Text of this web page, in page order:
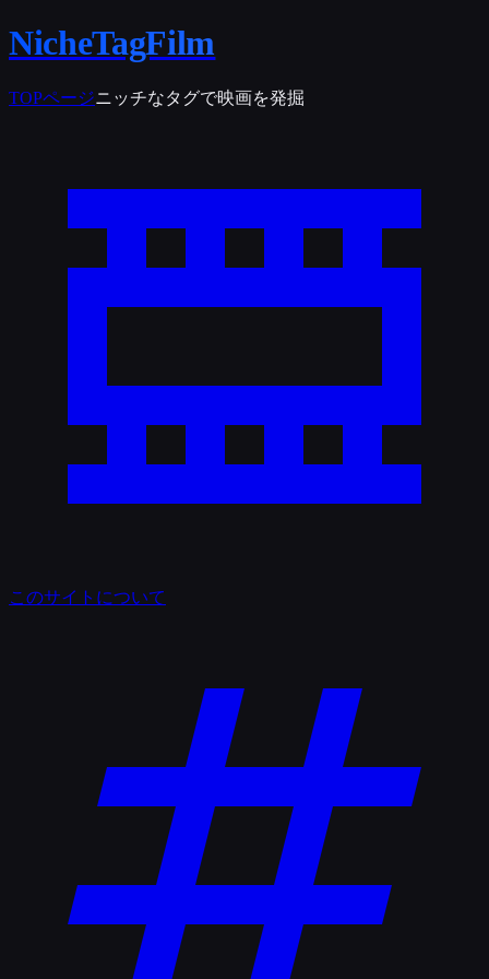
NicheTagFilm
TOPページニッチなタグで映画を発掘
このサイトについて